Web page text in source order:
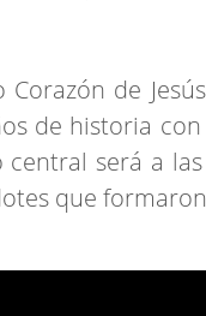
Corazón de
de historia
central será a
que